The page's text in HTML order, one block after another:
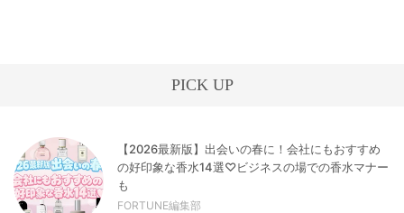
PICK UP
【2026最新版】出会いの春に！会社にもおすすめ
の好印象な香水14選♡ビジネスの場での香水マナー
も
FORTUNE編集部